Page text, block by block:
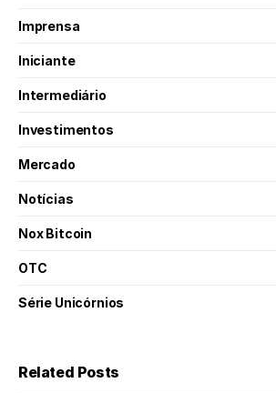
Imprensa
Iniciante
Intermediário
Investimentos
Mercado
Notícias
Nox Bitcoin
OTC
Série Unicórnios
Related Posts